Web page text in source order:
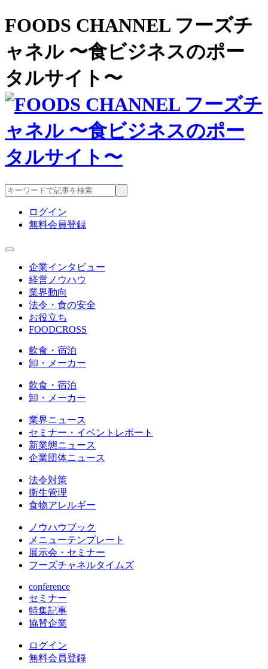
FOODS CHANNEL フーズチ
ャネル 〜食ビジネスのポー
タルサイト〜
ログイン
無料会員登録
企業インタビュー
経営ノウハウ
業界動向
法令・食の安全
お役立ち
FOODCROSS
飲食・宿泊
卸・メーカー
飲食・宿泊
卸・メーカー
業界ニュース
セミナー・イベントレポート
新業態ニュース
企業団体ニュース
法令対策
衛生管理
食物アレルギー
ノウハウブック
メニューテンプレート
展示会・セミナー
フーズチャネルタイムズ
conference
セミナー
特集記事
協賛企業
ログイン
無料会員登録